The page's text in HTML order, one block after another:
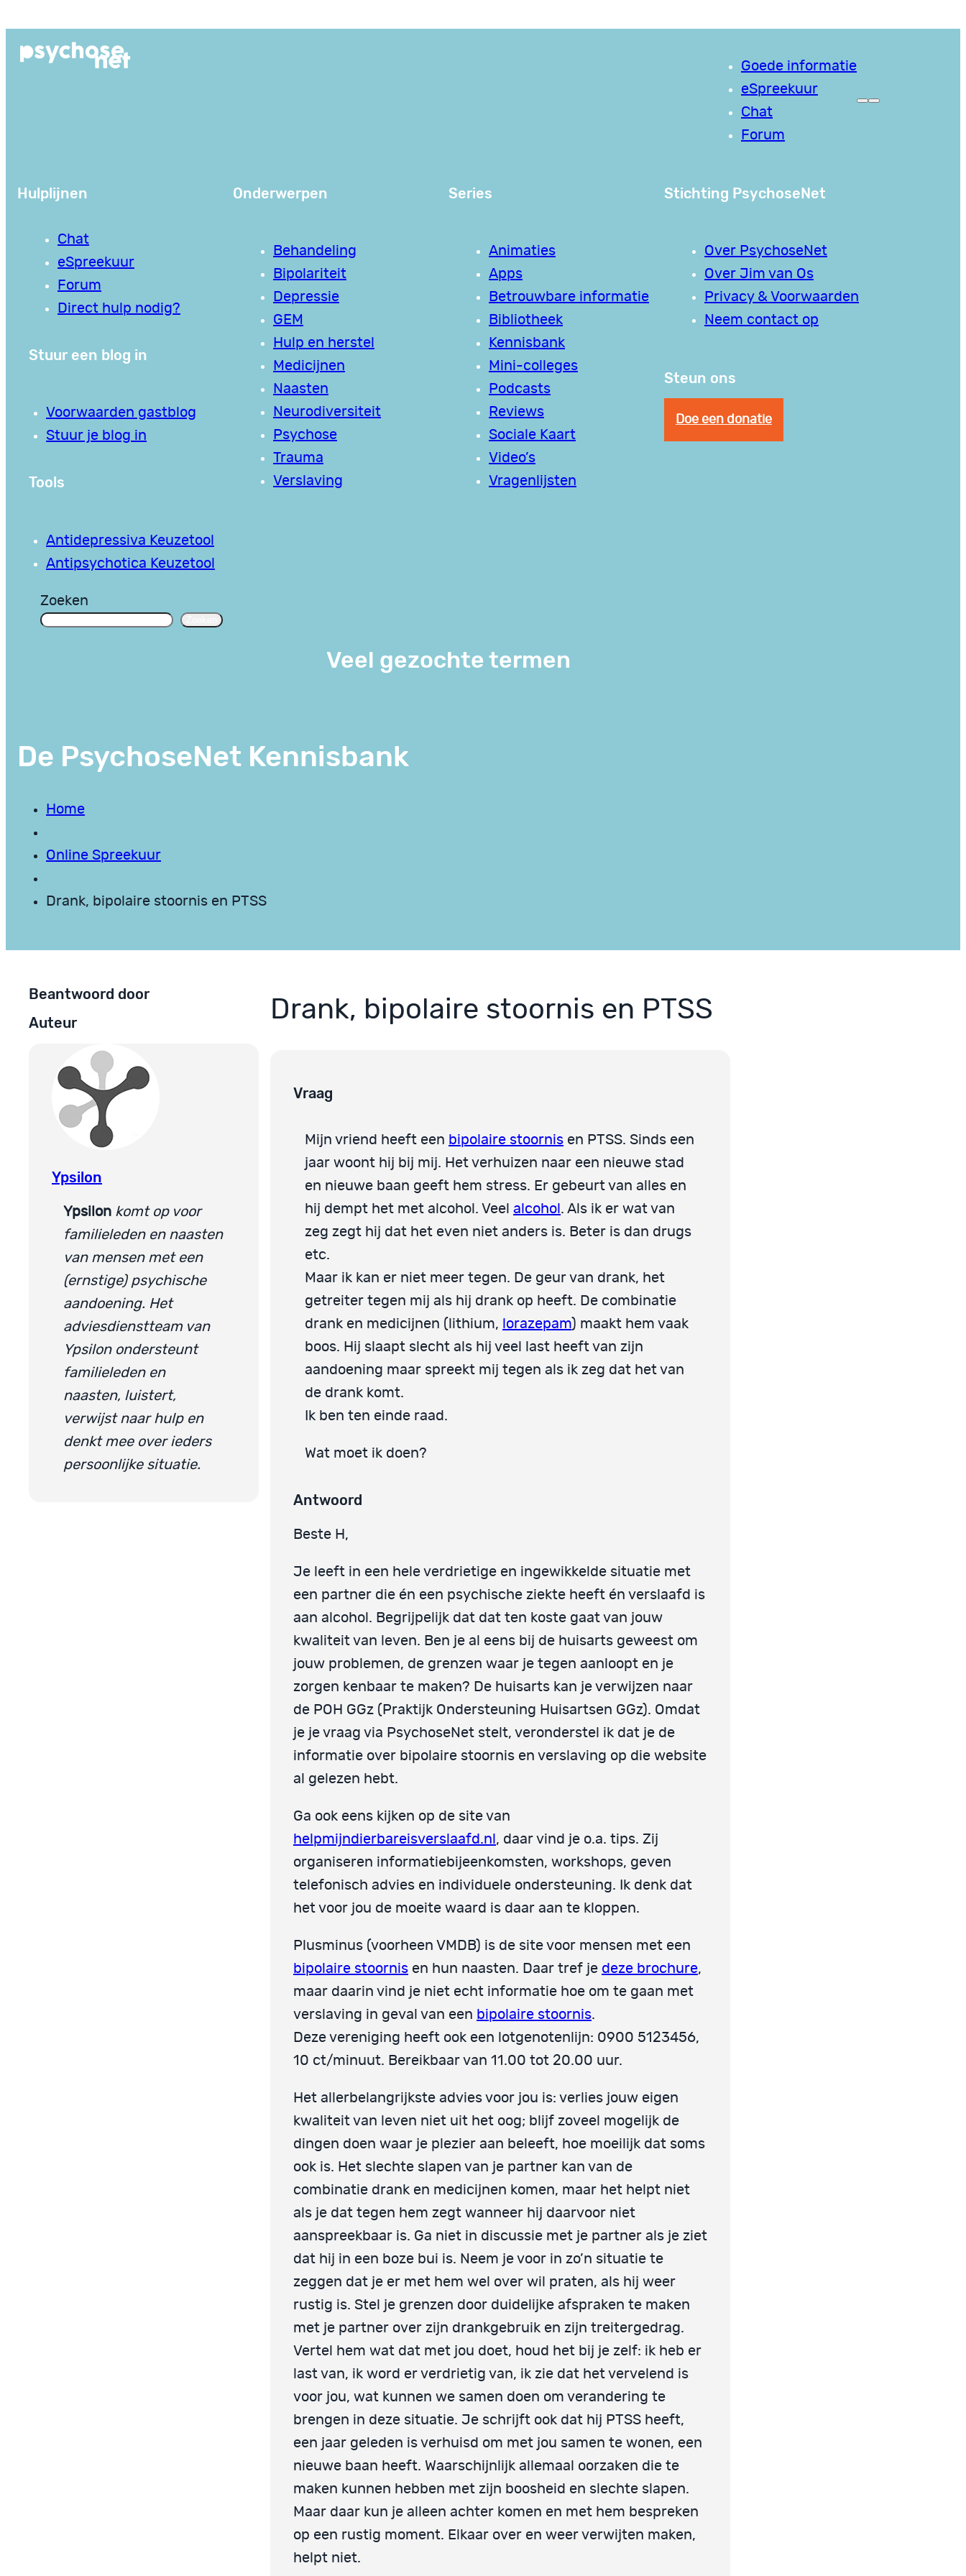
de
Goede informatie
eSpreekuur
Chat
Forum
Hulplijnen
Chat
eSpreekuur
Forum
Direct hulp nodig?
Stuur een blog in
Voorwaarden gastblog
Stuur je blog in
Tools
Antidepressiva Keuzetool
Antipsychotica Keuzetool
Onderwerpen
Behandeling
Bipolariteit
Depressie
GEM
Hulp en herstel
Medicijnen
Naasten
Neurodiversiteit
Psychose
Trauma
Verslaving
Series
Animaties
Apps
Betrouwbare informatie
Bibliotheek
Kennisbank
Mini-colleges
Podcasts
Reviews
Sociale Kaart
Video’s
Vragenlijsten
Stichting PsychoseNet
Over PsychoseNet
Over Jim van Os
Privacy & Voorwaarden
Neem contact op
Steun ons
Doe een donatie
Zoeken
Veel gezochte termen
De PsychoseNet Kennisbank
Home
Online Spreekuur
Drank, bipolaire stoornis en PTSS
Beantwoord door
Auteur
Ypsilon
Ypsilon komt op voor
familieleden en naasten
van mensen met een
(ernstige) psychische
aandoening. Het
adviesdienstteam van
Ypsilon ondersteunt
familieleden en
naasten, luistert,
verwijst naar hulp en
denkt mee over ieders
persoonlijke situatie.
Drank, bipolaire stoornis en PTSS
Vraag
Mijn vriend heeft een bipolaire stoornis en PTSS. Sinds een
jaar woont hij bij mij. Het verhuizen naar een nieuwe stad
en nieuwe baan geeft hem stress. Er gebeurt van alles en
hij dempt het met alcohol. Veel alcohol . Als ik er wat van
zeg zegt hij dat het even niet anders is. Beter is dan drugs
etc.
Maar ik kan er niet meer tegen. De geur van drank, het
getreiter tegen mij als hij drank op heeft. De combinatie
drank en medicijnen (lithium, lorazepam) maakt hem vaak
boos. Hij slaapt slecht als hij veel last heeft van zijn
aandoening maar spreekt mij tegen als ik zeg dat het van
de drank komt.
Ik ben ten einde raad.
Wat moet ik doen?
Antwoord
Beste H,
Je leeft in een hele verdrietige en ingewikkelde situatie met
een partner die én een psychische ziekte heeft én verslaafd is
aan alcohol. Begrijpelijk dat dat ten koste gaat van jouw
kwaliteit van leven. Ben je al eens bij de huisarts geweest om
jouw problemen, de grenzen waar je tegen aanloopt en je
zorgen kenbaar te maken? De huisarts kan je verwijzen naar
de POH GGz (Praktijk Ondersteuning Huisartsen GGz). Omdat
je je vraag via PsychoseNet stelt, veronderstel ik dat je de
informatie over bipolaire stoornis en verslaving op die website
al gelezen hebt.
Ga ook eens kijken op de site van
helpmijndierbareisverslaafd.nl , daar vind je o.a. tips. Zij
organiseren informatiebijeenkomsten, workshops, geven
telefonisch advies en individuele ondersteuning. Ik denk dat
het voor jou de moeite waard is daar aan te kloppen.
Plusminus (voorheen VMDB) is de site voor mensen met een
bipolaire stoornis en hun naasten. Daar tref je deze brochure,
maar daarin vind je niet echt informatie hoe om te gaan met
verslaving in geval van een bipolaire stoornis.
Deze vereniging heeft ook een lotgenotenlijn: 0900 5123456,
10 ct/minuut. Bereikbaar van 11.00 tot 20.00 uur.
Het allerbelangrijkste advies voor jou is: verlies jouw eigen
kwaliteit van leven niet uit het oog; blijf zoveel mogelijk de
dingen doen waar je plezier aan beleeft, hoe moeilijk dat soms
ook is. Het slechte slapen van je partner kan van de
combinatie drank en medicijnen komen, maar het helpt niet
als je dat tegen hem zegt wanneer hij daarvoor niet
aanspreekbaar is. Ga niet in discussie met je partner als je ziet
dat hij in een boze bui is. Neem je voor in zo’n situatie te
zeggen dat je er met hem wel over wil praten, als hij weer
rustig is. Stel je grenzen door duidelijke afspraken te maken
met je partner over zijn drankgebruik en zijn treitergedrag.
Vertel hem wat dat met jou doet, houd het bij je zelf: ik heb er
last van, ik word er verdrietig van, ik zie dat het vervelend is
voor jou, wat kunnen we samen doen om verandering te
brengen in deze situatie. Je schrijft ook dat hij PTSS heeft,
een jaar geleden is verhuisd om met jou samen te wonen, een
nieuwe baan heeft. Waarschijnlijk allemaal oorzaken die te
maken kunnen hebben met zijn boosheid en slechte slapen.
Maar daar kun je alleen achter komen en met hem bespreken
op een rustig moment. Elkaar over en weer verwijten maken,
helpt niet.